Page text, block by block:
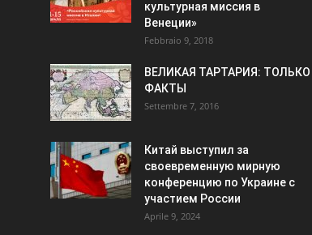
культурная миссия в
Венеции»
Febbraio 9, 2018
ВЕЛИКАЯ ТАРТАРИЯ: ТОЛЬКО
ФАКТЫ
Settembre 7, 2016
Китай выступил за
своевременную мирную
конференцию по Украине с
участием России
Aprile 9, 2024